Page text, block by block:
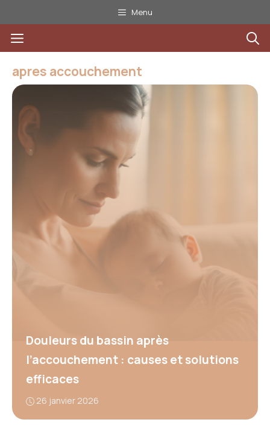
au
contenu
Menu
Menu
apres accouchement
Douleurs du bassin après
l’accouchement : causes et solutions
efficaces
26 janvier 2026